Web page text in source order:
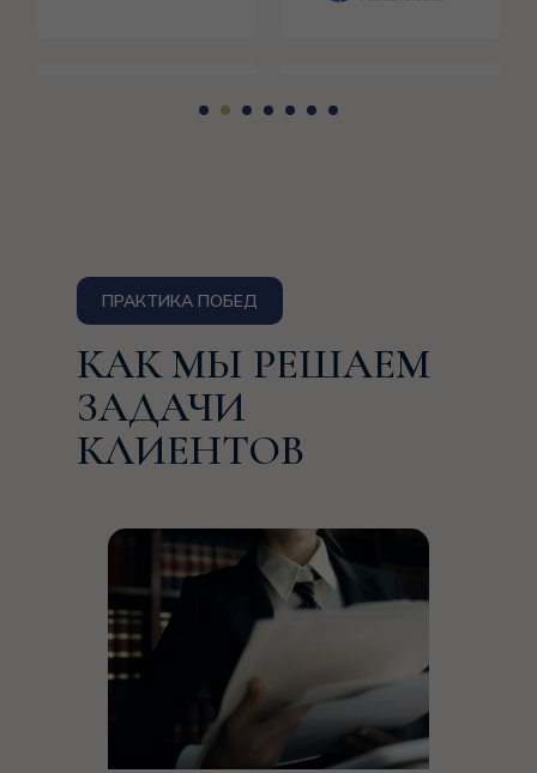
ЗАДАЧИ
КЛИЕНТОВ
Как мы комплексно
защищаем IT-бизнес:
история одного клиента